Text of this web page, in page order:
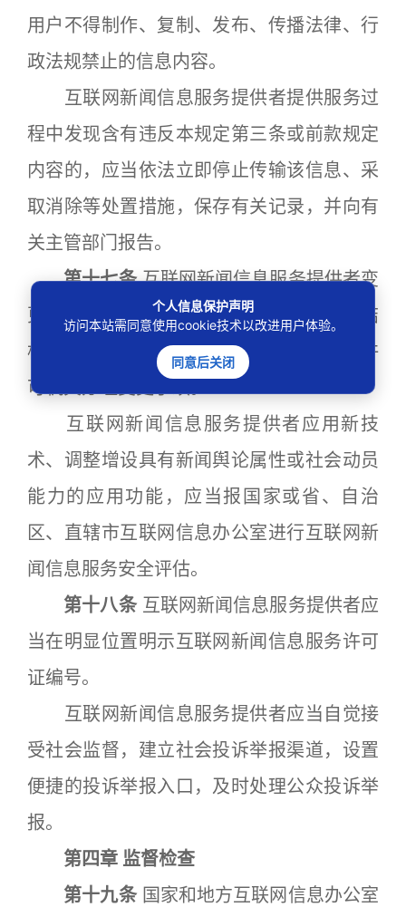
用户不得制作、复制、发布、传播法律、行
政法规禁止的信息内容。
互联网新闻信息服务提供者提供服务过
程中发现含有违反本规定第三条或前款规定
内容的，应当依法立即停止传输该信息、采
取消除等处置措施，保存有关记录，并向有
关主管部门报告。
第十七条互联网新闻信息服务提供者变
更主要负责人、总编辑、主管单位、股权结
构等影响许可条件的重大事项，应当向原许
可机关办理变更手续。
互联网新闻信息服务提供者应用新技
术、调整增设具有新闻舆论属性或社会动员
能力的应用功能，应当报国家或省、自治
区、直辖市互联网信息办公室进行互联网新
闻信息服务安全评估。
第十八条互联网新闻信息服务提供者应
当在明显位置明示互联网新闻信息服务许可
证编号。
互联网新闻信息服务提供者应当自觉接
受社会监督，建立社会投诉举报渠道，设置
便捷的投诉举报入口，及时处理公众投诉举
报。
第四章 监督检查
第十九条国家和地方互联网信息办公室
个人信息保护声明
访问本站需同意使用cookie技术以改进用户体验。
同意后关闭